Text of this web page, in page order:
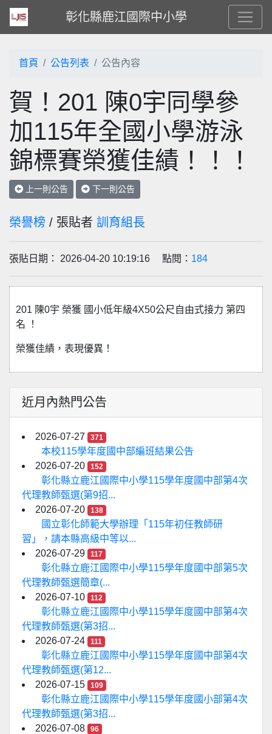
彰化縣鹿江國際中小學
首頁 公告列表 公告內容
賀！201 陳0宇同學參
加115年全國小學游泳
錦標賽榮獲佳績！！！
上一則公告 下一則公告
榮譽榜 / 張貼者 訓育組長
張貼日期： 2026-04-20 10:19:16 點閱： 184
201 陳0宇 榮獲 國小低年級4X50公尺自由式接力 第四
名 ！
榮獲佳績，表現優異！
近月內熱門公告
2026-07-27 371
本校115學年度國中部編班結果公告
2026-07-20
152
彰化縣立鹿江國際中小學115學年度國中部第4次
代理教師甄選(第9招...
2026-07-20
138
國立彰化師範大學辦理「115年初任教師研
習」，請本縣高級中等以...
2026-07-29
117
彰化縣立鹿江國際中小學115學年度國中部第5次
代理教師甄選簡章(...
2026-07-10
112
彰化縣立鹿江國際中小學115學年度國中部第4次
代理教師甄選(第3招...
2026-07-24
111
彰化縣立鹿江國際中小學115學年度國中部第4次
代理教師甄選(第12...
2026-07-15
109
彰化縣立鹿江國際中小學115學年度國小部第4次
代理教師甄選(第3招...
2026-07-08
96